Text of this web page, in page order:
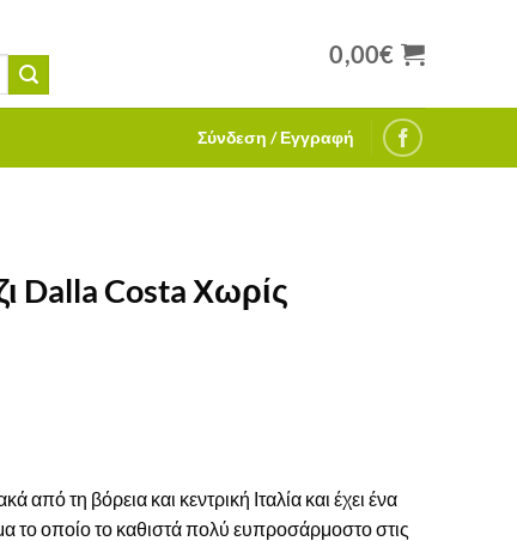
0,00€
Σύνδεση / Εγγραφή
Dalla Costa Χωρίς
τη βόρεια και κεντρική Ιταλία και έχει ένα
οποίο το καθιστά πολύ ευπροσάρμοστο στις